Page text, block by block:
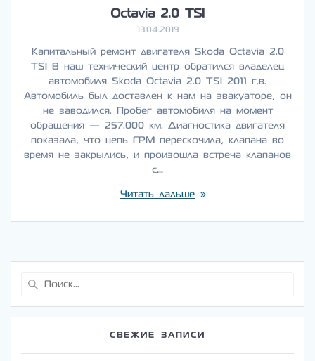
Octavia 2.0 TSI
13.04.2019
Капитальный ремонт двигателя Skoda Octavia 2.0
TSI В наш технический центр обратился владелец
автомобиля Skoda Octavia 2.0 TSI 2011 г.в.
Автомобиль был доставлен к нам на эвакуаторе, он
не заводился. Пробег автомобиля на момент
обращения — 257.000 км. Диагностика двигателя
показала, что цепь ГРМ перескочила, клапана во
время не закрылись, и произошла встреча клапанов
с…
Читать дальше
СВЕЖИЕ ЗАПИСИ